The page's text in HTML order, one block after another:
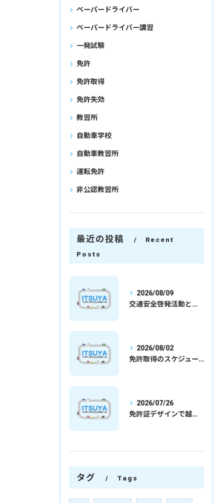
ペーパードライバー
ペーパードライバー講習
一発試験
免許
免許取得
免許失効
教習所
自動車学校
自動車教習所
運転免許
非公認教習所
最近の投稿
Recent
Posts
2026/08/09
交通安全啓発活動と埼玉県さいたま市行田市で免許取得を安心して目指すための実践ガイド
2026/08/02
免許取得のスケジュールを徹底解説学生社会人の通学合宿別プランで最短取得のコツ
2026/07/26
免許証デザインで越谷市愛を表現する埼玉県さいたま市越谷市の免許取得完全ガイド
タグ Tags